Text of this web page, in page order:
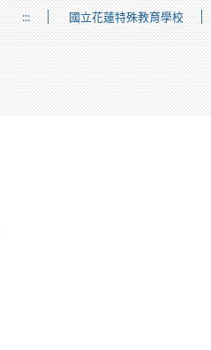
::: 國立花蓮特殊教育學校